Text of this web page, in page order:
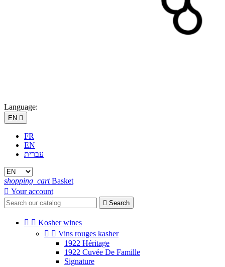
Language:
EN 
FR
EN
עברית
shopping_cart Basket
 Your account
 Search
  Kosher wines
  Vins rouges kasher
1922 Héritage
1922 Cuvée De Famille
Signature